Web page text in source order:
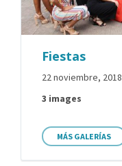
Fiestas
22 noviembre, 2018
3 images
MÁS GALERÍAS